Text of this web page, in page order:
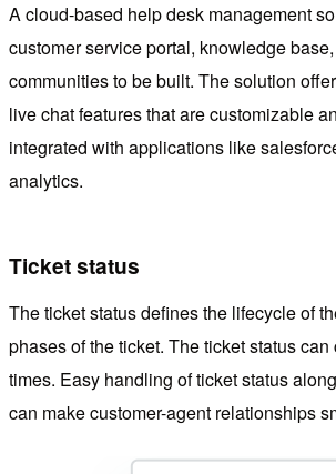
A cloud-based help desk management
customer service portal, knowledge
communities to be built. The solution
live chat features that are customizable
integrated with applications like
analytics.
Ticket status
The ticket status defines the lifecycle of
phases of the ticket. The ticket status
times. Easy handling of ticket status
can make customer-agent relationships